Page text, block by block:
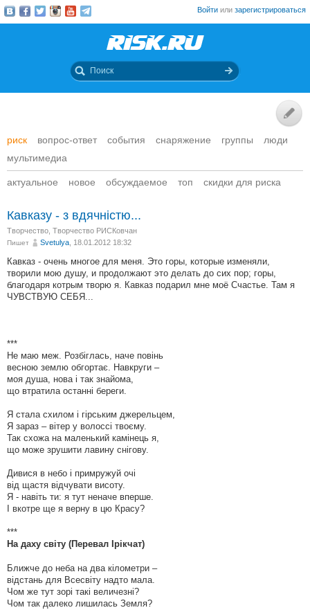
Войти или зарегистрироваться
риск вопрос-ответ события снаряжение группы
люди
мультимедиа
актуальное новое обсуждаемое топ скидки для риска
Кавказу - з вдячністю...
Творчество Творчество РИСКовчан
Пишет Svetulya , 18.01.2012 18:32
Кавказ - очень многое для меня. Это горы, которые изменяли,
творили мою душу, и продолжают это делать до сих пор; горы,
благодаря котрым творю я. Кавказ подарил мне моё Счастье. Там я
ЧУВСТВУЮ СЕБЯ...
***
Не маю меж. Розбіглась, наче повінь
весною землю обгортає. Навкруги –
моя душа, нова і так знайома,
що втратила останні береги.
Я стала схилом і гірським джерельцем,
Я зараз – вітер у волоссі твоєму.
Так схожа на маленький камінець я,
що може зрушити лавину снігову.
Дивися в небо і примружуй очі
від щастя відчувати висоту.
Я - навіть ти: я тут неначе вперше.
І вкотре ще я верну в цю Красу?
***
На даху світу (Перевал Ірікчат)
Ближче до неба на два кілометри –
відстань для Всесвіту надто мала.
Чом же тут зорі такі величезні?
Чом так далеко лишилась Земля?